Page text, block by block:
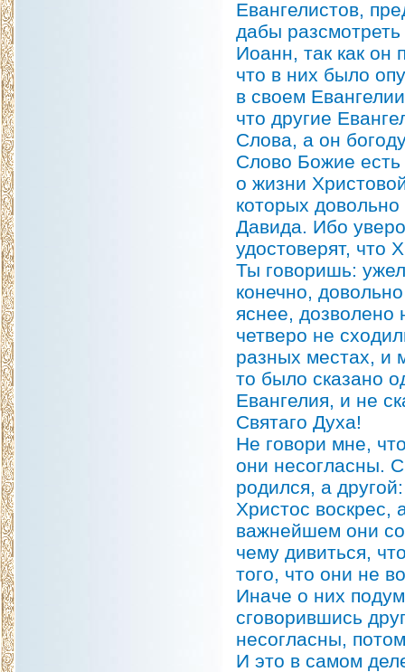
Евангелистов,
дабы
Иоанн, так как он
что в них было
в своем
что другие
Слова, а он
Слово Божие есть
о жизни
которых
Давида. Ибо
удостоверят, что
Ты говоришь:
конечно,
яснее, дозволено
четверо не
разных местах, и
то было сказано
Евангелия, и не
Святаго Духа!
Не говори мне,
они несогласны.
родился, а
Христос воскрес,
важнейшем они
чему дивиться,
того, что они не
Иначе о них
сговорившись
несогласны,
И это в самом